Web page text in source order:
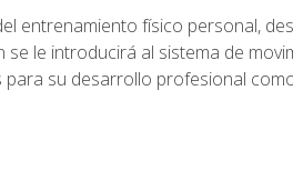
entrenamiento físico personal,
se le introducirá al sistema de
para su desarrollo profesional